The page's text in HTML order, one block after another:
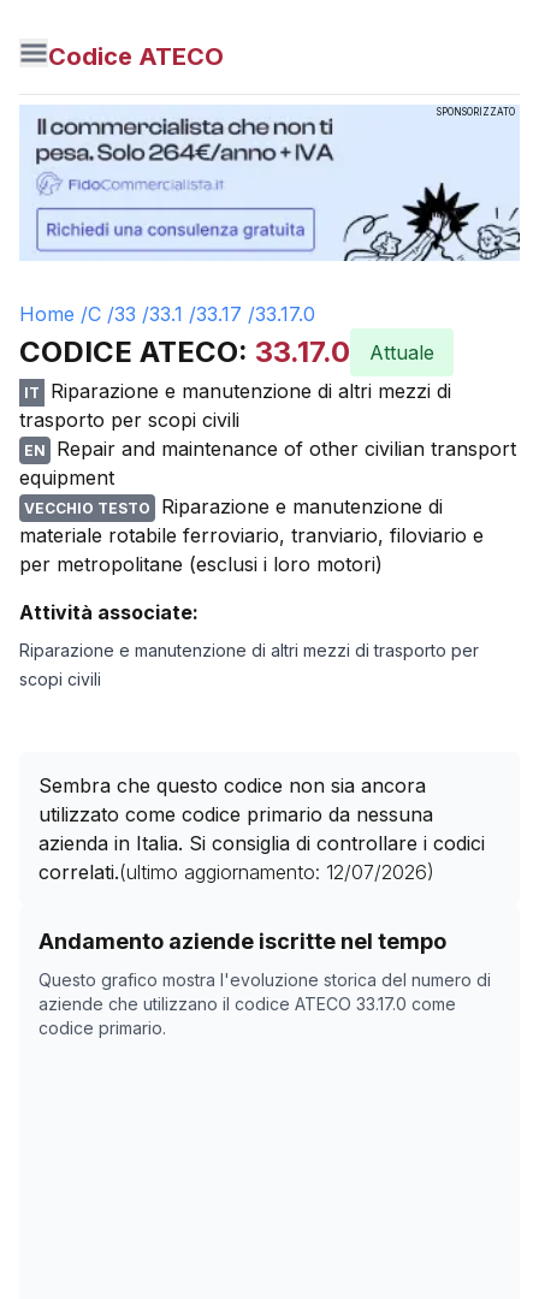
Codice ATECO
SPONSORIZZATO
Home /C /33 /33.1 /33.17 /33.17.0
CODICE ATECO: 33.17.0 Attuale
IT
Riparazione e manutenzione di altri mezzi di
trasporto per scopi civili
EN
Repair and maintenance of other civilian transport
equipment
VECCHIO TESTO
Riparazione e manutenzione di
materiale rotabile ferroviario, tranviario, filoviario e
per metropolitane (esclusi i loro motori)
Attività associate:
Riparazione e manutenzione di altri mezzi di trasporto per
scopi civili
Sembra che questo codice non sia ancora
utilizzato come codice primario da nessuna
azienda in Italia. Si consiglia di controllare i codici
correlati.(ultimo aggiornamento: 12/07/2026)
Andamento aziende iscritte nel tempo
Questo grafico mostra l'evoluzione storica del numero di
aziende che utilizzano il codice ATECO 33.17.0 come
codice primario.
Storico numero di aziende con codice ATECO
Data rilevazione
01/05/2025
0
30/10/2025